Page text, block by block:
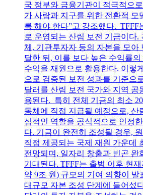
국 정부와 금융기관이 적극적으
가 사람과 지구를 위한 전환적 모
록 해야 한다”고 강조했다. TFFF
로 운영되는 산림 보전 기금이다.
체, 기관투자자 등의 자본을 모아
달한 뒤, 이를 보다 높은 수익률
수익을 재원으로 활용한다. 이렇
으로 검증된 보전 성과를 기준으
달러를 산림 보전 국가와 지역 공
용된다. 특히 전체 기금의 최소
동체에 직접 지급될 예정으로, 산
심적인 역할을 공식적으로 인정
다. 기금이 완전히 조성될 경우,
직접 제공되는 국제 재원 가운데
전망되며, 일자리 창출과 빈곤 완
기대된다. TFFF는 출범 이후 현
약 9조 원) 규모의 기여 의향이
대규모 자본 조성 단계에 들어섰